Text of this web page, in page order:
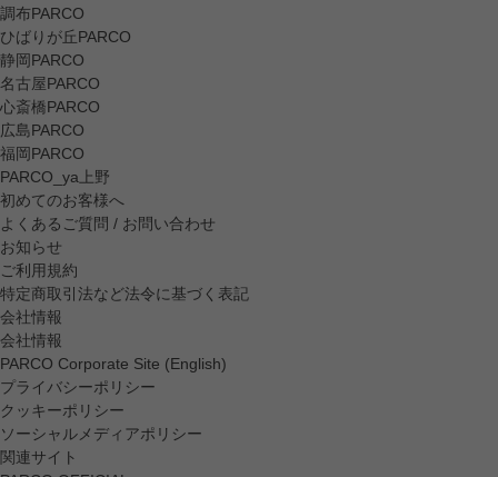
調布PARCO
ひばりが丘PARCO
静岡PARCO
名古屋PARCO
心斎橋PARCO
広島PARCO
福岡PARCO
PARCO_ya上野
初めてのお客様へ
よくあるご質問 / お問い合わせ
お知らせ
ご利用規約
特定商取引法など法令に基づく表記
会社情報
会社情報
PARCO Corporate Site (English)
プライバシーポリシー
クッキーポリシー
ソーシャルメディアポリシー
関連サイト